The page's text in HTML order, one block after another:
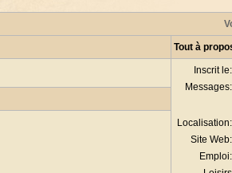
Tout à
Inscrit le:
Messages:
Localisation:
Site Web:
Emploi: